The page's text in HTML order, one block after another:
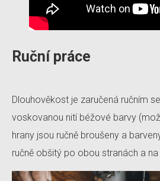
Ruční
Dlouhověkost je zaručená ručním
voskovanou nití béžové barvy
hrany jsou ručně broušeny a
ručně obšitý po obou stranách a na